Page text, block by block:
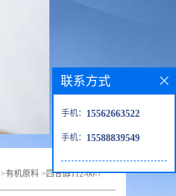
>有机原料 > 四甘醇112-60-7
联系方式
手机： 15562663522
手机： 15588839549